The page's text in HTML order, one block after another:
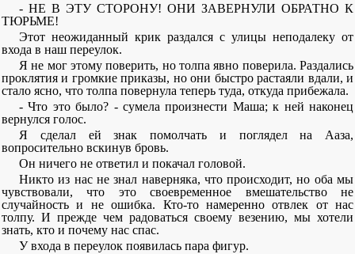
- НЕ В ЭТУ СТОРОНУ! ОНИ ЗАВЕРНУЛИ ОБРАТНО К
ТЮРЬМЕ!
Этот неожиданный крик раздался с улицы неподалеку от
входа в наш переулок.
Я не мог этому поверить, но толпа явно поверила. Раздались
проклятия и громкие приказы, но они быстро растаяли вдали, и
стало ясно, что толпа повернула теперь туда, откуда прибежала.
- Что это было? - сумела произнести Маша; к ней наконец
вернулся голос.
Я сделал ей знак помолчать и поглядел на Ааза,
вопросительно вскинув бровь.
Он ничего не ответил и покачал головой.
Никто из нас не знал наверняка, что происходит, но оба мы
чувствовали, что это своевременное вмешательство не
случайность и не ошибка. Кто-то намеренно отвлек от нас
толпу. И прежде чем радоваться своему везению, мы хотели
знать, кто и почему нас спас.
У входа в переулок появилась пара фигур.